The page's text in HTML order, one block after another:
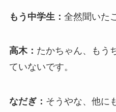
もう中学生： 全然聞いた
高木： たかちゃん、もう
ていないです。
なだぎ： そうやな、他に